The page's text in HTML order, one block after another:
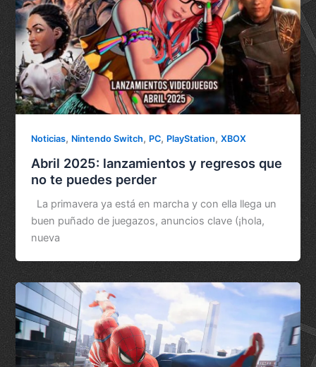
Noticias, Nintendo Switch, PC, PlayStation,XBOX
Abril 2025: lanzamientos y regresos que
no te puedes perder
La primavera ya está en marcha y con ella llega un
buen puñado de juegazos, anuncios clave (¡hola,
nueva